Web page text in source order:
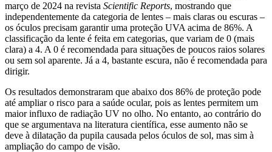
março de 2024 na revista Scientific Reports, mostrando que
independentemente da categoria de lentes – mais claras ou escuras –
os óculos precisam garantir uma proteção UVA acima de 86%. A
classificação da lente é feita em categorias, que variam de 0 (mais
clara) a 4. A 0 é recomendada para situações de poucos raios solares
ou sem sol aparente. Já a 4, bastante escura, não é recomendada para
dirigir.
Os resultados demonstraram que abaixo dos 86% de proteção pode
até ampliar o risco para a saúde ocular, pois as lentes permitem um
maior influxo de radiação UV no olho. No entanto, ao contrário do
que se argumentava na literatura científica, esse aumento não se
deve à dilatação da pupila causada pelos óculos de sol, mas sim à
ampliação do campo de visão.